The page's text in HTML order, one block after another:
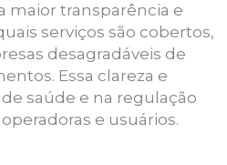
transparência e
serviços são cobertos,
desagradáveis de
Essa clareza e
saúde e na regulação
e usuários.